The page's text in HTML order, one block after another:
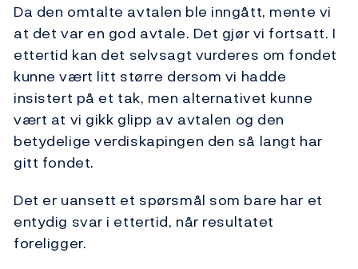
Da den omtalte avtalen ble inngått, mente vi
at det var en god avtale. Det gjør vi fortsatt. I
ettertid kan det selvsagt vurderes om fondet
kunne vært litt større dersom vi hadde
insistert på et tak, men alternativet kunne
vært at vi gikk glipp av avtalen og den
betydelige verdiskapingen den så langt har
gitt fondet.
Det er uansett et spørsmål som bare har et
entydig svar i ettertid, når resultatet
foreligger.